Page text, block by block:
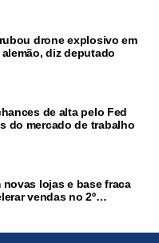
drone explosivo em
diz deputado
de alta pelo Fed
do mercado de trabalho
lojas e base fraca
vendas no 2º